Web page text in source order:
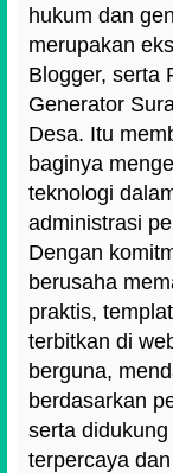
hukum dan
merupakan
Blogger, serta
Generator
Desa. Itu
baginya
teknologi
administrasi
Dengan
berusaha
praktis,
terbitkan di
berguna,
berdasarkan
serta
terpercaya